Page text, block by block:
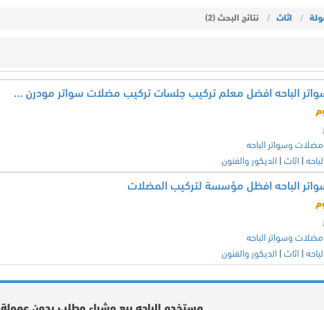
اثاث نتائج البحث (2)
مضلات وسواتر الباحه افضل معلم تركيب جلسات تركيب مضلات سواتر مودرن خشب
مضلات وسواتر الباحه
الباحه
اثاث الديكور والفنون
الباحه افظل مؤسسة لتركيب المضلات
مضلات وسواتر الباحه
الباحه
اثاث الديكور والفنون